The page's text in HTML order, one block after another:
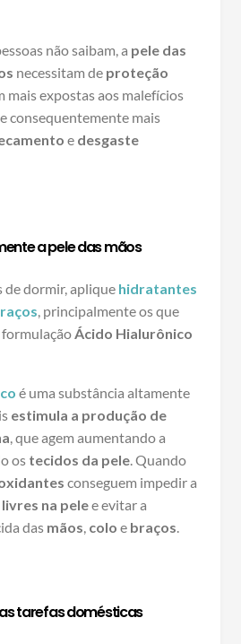
não saibam, a pele das
necessitam de proteção
mais expostas aos malefícios
consequentemente mais
e desgaste
a pele das mãos
de dormir, aplique hidratantes
, principalmente os que
Ácido Hialurônico
é uma substância altamente
estimula a produção de
, que agem aumentando a
os tecidos da pele. Quando
conseguem impedir a
na pelee evitar a
das mãos, colo e braços.
tarefas domésticas